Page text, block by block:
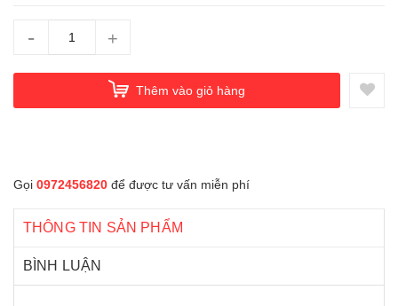
- +
Thêm vào giỏ hàng
Gọi 0972456820 để được tư vấn miễn phí
THÔNG TIN SẢN PHẨM
BÌNH LUẬN